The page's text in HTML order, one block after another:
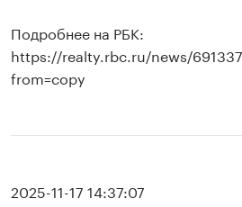
Подробнее на РБК:
https://realty.rbc.ru/news/
from=copy
2025-11-17 14:37:07